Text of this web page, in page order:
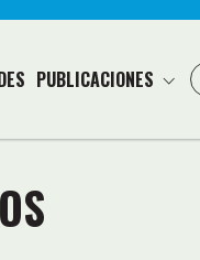
PUBLICACIONES